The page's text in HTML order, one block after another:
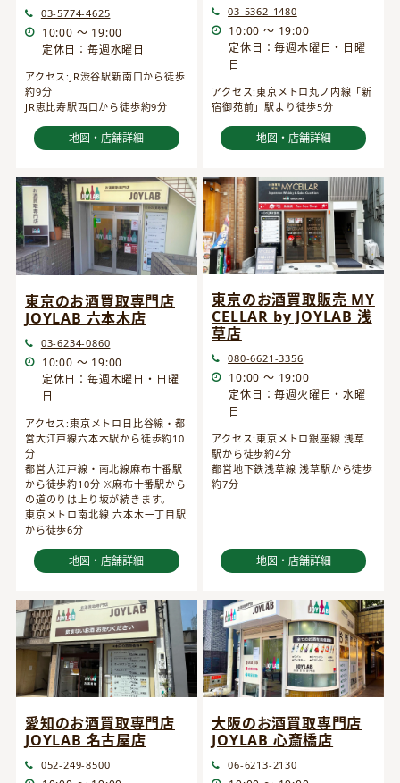
03-5774-4625
10:00 ～ 19:00
定休日：毎週水曜日
アクセス:JR渋谷駅新南口から徒歩
約9分
JR恵比寿駅西口から徒歩約9分
地図・店舗詳細
03-5362-1480
10:00 ～ 19:00
定休日：毎週木曜日・日曜
日
アクセス:東京メトロ丸ノ内線「新
宿御苑前」駅より徒歩5分
地図・店舗詳細
東京のお酒買取専門店
JOYLAB 六本木店
03-6234-0860
10:00 ～ 19:00
定休日：毎週木曜日・日曜
日
アクセス:東京メトロ日比谷線・都
営大江戸線六本木駅から徒歩約10
分
都営大江戸線・南北線麻布十番駅
から徒歩約10分 ※麻布十番駅から
の道のりは上り坂が続きます。
東京メトロ南北線 六本木一丁目駅
から徒歩6分
地図・店舗詳細
東京のお酒買取販売 MY
CELLAR by JOYLAB 浅
草店
080-6621-3356
10:00 ～ 19:00
定休日：毎週火曜日・水曜
日
アクセス:東京メトロ銀座線 浅草
駅から徒歩約4分
都営地下鉄浅草線 浅草駅から徒歩
約7分
地図・店舗詳細
愛知のお酒買取専門店
JOYLAB 名古屋店
052-249-8500
大阪のお酒買取専門店
JOYLAB 心斎橋店
06-6213-2130